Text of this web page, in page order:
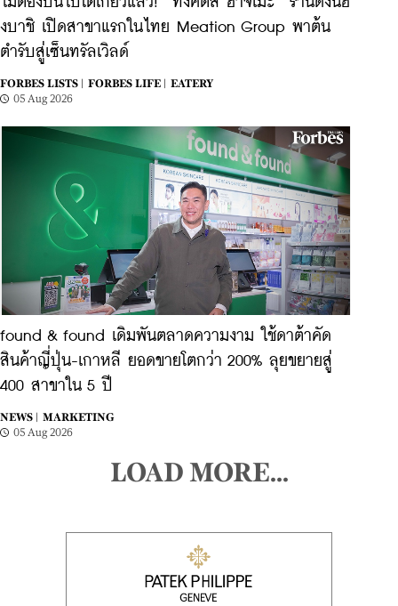
งบาชิ เปิดสาขาแรกในไทย Meation Group พาต้น
ตำรับสู่เซ็นทรัลเวิลด์
FORBES LISTS | FORBES LIFE |
EATERY
05 Aug 2026
found & found เดิมพันตลาดความงาม ใช้ดาต้าคัด
สินค้าญี่ปุ่น-เกาหลี ยอดขายโตกว่า 200% ลุยขยายสู่
400 สาขาใน 5 ปี
NEWS |
MARKETING
05 Aug 2026
LOAD MORE...